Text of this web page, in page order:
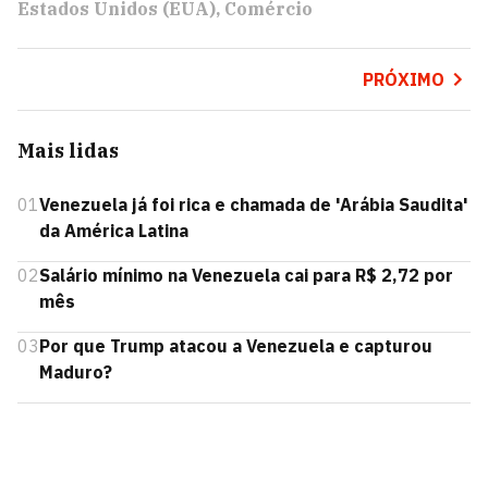
Estados Unidos (EUA) Comércio
PRÓXIMO
Mais lidas
01Venezuela já foi rica e chamada de 'Arábia Saudita'
da América Latina
02Salário mínimo na Venezuela cai para R$ 2,72 por
mês
03Por que Trump atacou a Venezuela e capturou
Maduro?